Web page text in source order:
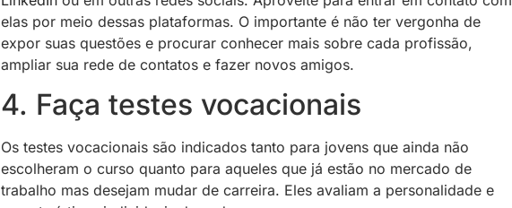
elas por meio dessas plataformas. O importante é não ter vergonha de
expor suas questões e procurar conhecer mais sobre cada profissão,
ampliar sua rede de contatos e fazer novos amigos.
4. Faça testes vocacionais
Os testes vocacionais são indicados tanto para jovens que ainda não
escolheram o curso quanto para aqueles que já estão no mercado de
trabalho mas desejam mudar de carreira. Eles avaliam a personalidade e